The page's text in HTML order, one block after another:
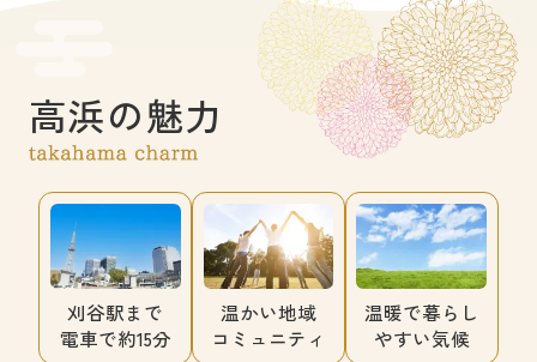
高浜の魅力
刈谷駅まで
電車で約15分
温かい地域
コミュニティ
温暖で暮らし
やすい気候